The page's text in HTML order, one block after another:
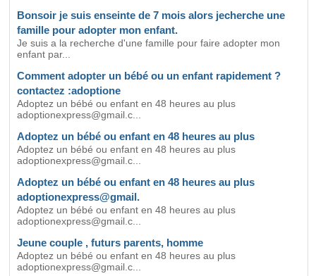
Bonsoir je suis enseinte de 7 mois alors jecherche une
famille pour adopter mon enfant.
Je suis a la recherche d'une famille pour faire adopter mon
enfant par...
Comment adopter un bébé ou un enfant rapidement ?
contactez :adoptione
Adoptez un bébé ou enfant en 48 heures au plus
adoptionexpress@gmail.c...
Adoptez un bébé ou enfant en 48 heures au plus
Adoptez un bébé ou enfant en 48 heures au plus
adoptionexpress@gmail.c...
Adoptez un bébé ou enfant en 48 heures au plus
adoptionexpress@gmail.
Adoptez un bébé ou enfant en 48 heures au plus
adoptionexpress@gmail.c...
Jeune couple , futurs parents, homme
Adoptez un bébé ou enfant en 48 heures au plus
adoptionexpress@gmail.c...